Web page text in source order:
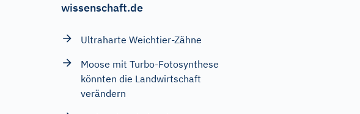
wissenschaft.de
Ultraharte Weichtier-Zähne
Moose mit Turbo-Fotosynthese
könnten die Landwirtschaft
verändern